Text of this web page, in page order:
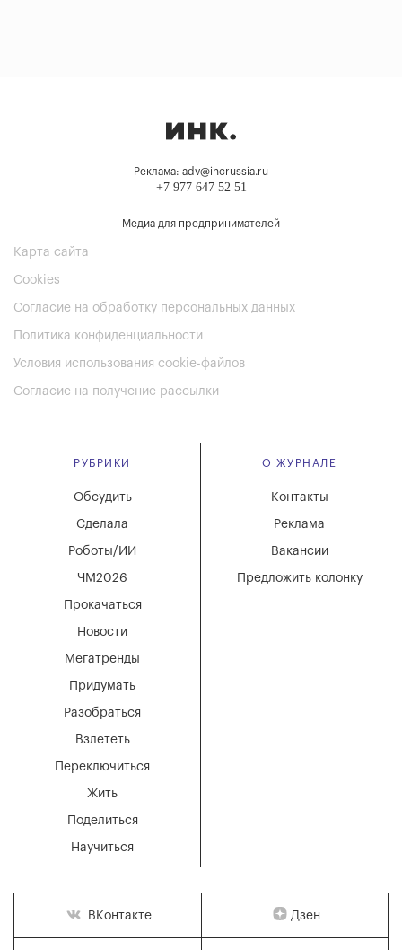
Реклама: adv@incrussia.ru
+7 977 647 52 51
Медиа для предпринимателей
Карта сайта
Cookies
Согласие на обработку персональных данных
Политика конфиденциальности
Условия использования cookie-файлов
Согласие на получение рассылки
РУБРИКИ
Мегатренды
Придумать
Разобраться
Взлететь
Новости
Переключиться
Жить
Поделиться
Научиться
Обсудить
Сделала
Роботы/ИИ
ЧМ2026
Прокачаться
О ЖУРНАЛЕ
Вакансии
Реклама
Контакты
Предложить колонку
ВКонтакте Дзен